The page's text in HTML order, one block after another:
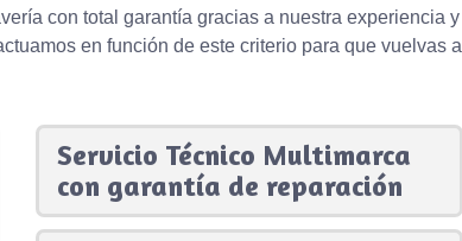
con total garantía gracias a nuestra experiencia y
en función de este criterio para que vuelvas a
Servicio Técnico Multimarca
con garantía de reparación